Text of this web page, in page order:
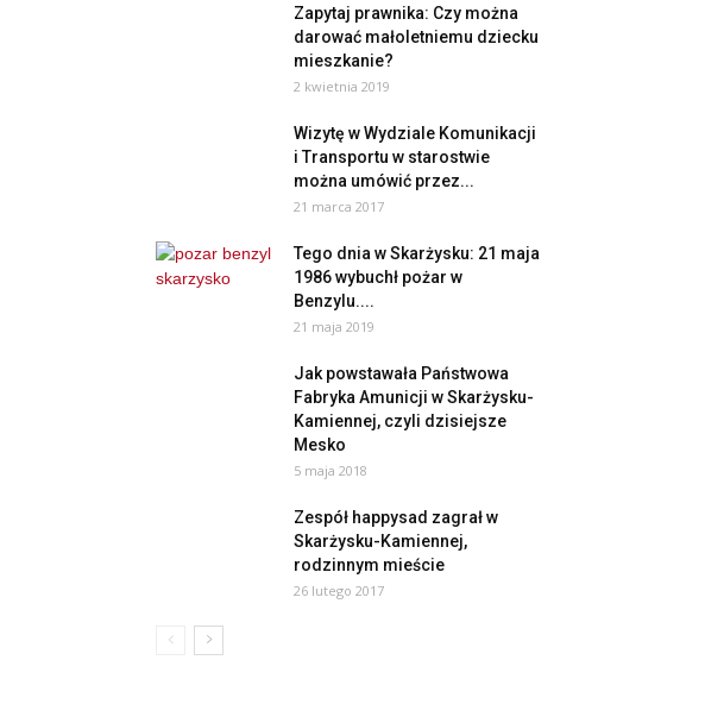
Zapytaj prawnika: Czy można
darować małoletniemu dziecku
mieszkanie?
2 kwietnia 2019
Wizytę w Wydziale Komunikacji
i Transportu w starostwie
można umówić przez...
21 marca 2017
Tego dnia w Skarżysku: 21 maja
1986 wybuchł pożar w
Benzylu....
21 maja 2019
Jak powstawała Państwowa
Fabryka Amunicji w Skarżysku-
Kamiennej, czyli dzisiejsze
Mesko
5 maja 2018
Zespół happysad zagrał w
Skarżysku-Kamiennej,
rodzinnym mieście
26 lutego 2017